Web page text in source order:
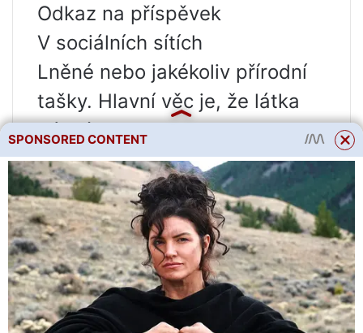
Odkaz na příspěvek
V sociálních sítích
Lněné nebo jakékoliv přírodní
tašky. Hlavní věc je, že látka
dýchá.
Na toto vlákno nemůžete
odpovědět.
Protože Nejste přihlášen. Vejít
do.
Protože Téma je archivováno.
podíl
SPONSORED CONTENT